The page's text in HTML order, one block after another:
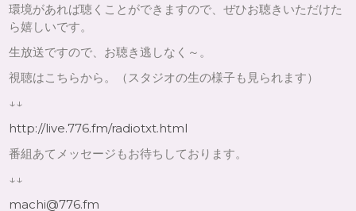
環境があれば聴くことができますので、ぜひお聴きいただけた
ら嬉しいです。
生放送ですので、お聴き逃しなく～。
視聴はこちらから。（スタジオの生の様子も見られます）
↓↓
http://live.776.fm/radiotxt.html
番組あてメッセージもお待ちしております。
↓↓
machi@776.fm